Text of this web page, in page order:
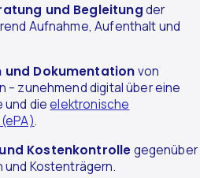
und Begleitungder
Aufnahme, Aufenthalt und
und Dokumentationvon
– zunehmend digital über eine
und dieelektronische
.
Kostenkontrollegegenüber
und Kostenträgern.